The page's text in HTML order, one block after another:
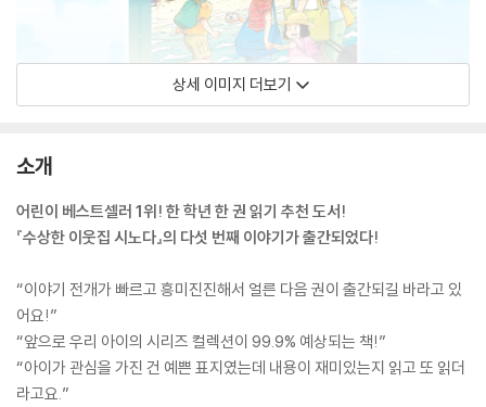
상세 이미지 더보기
소개
어린이 베스트셀러 1위! 한 학년 한 권 읽기 추천 도서!
『수상한 이웃집 시노다』의 다섯 번째 이야기가 출간되었다!
“이야기 전개가 빠르고 흥미진진해서 얼른 다음 권이 출간되길 바라고 있
어요!”
“앞으로 우리 아이의 시리즈 컬렉션이 99.9% 예상되는 책!”
“아이가 관심을 가진 건 예쁜 표지였는데 내용이 재미있는지 읽고 또 읽더
라고요.”